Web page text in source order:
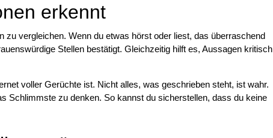
erkennt
vergleichen. Wenn du etwas hörst oder liest, das überraschend
Stellen bestätigt. Gleichzeitig hilft es, Aussagen kritisch
voller Gerüchte ist. Nicht alles, was geschrieben steht, ist wahr.
Schlimmste zu denken. So kannst du sicherstellen, dass du keine